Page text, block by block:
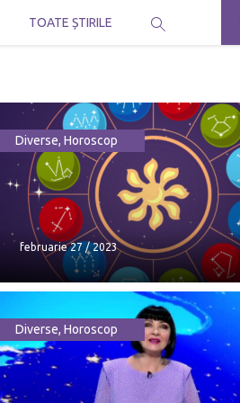
TOATE ȘTIRILE
Diverse, Horoscop
februarie 27 / 2023
februarie 27 / 2023
Diverse, Horoscop